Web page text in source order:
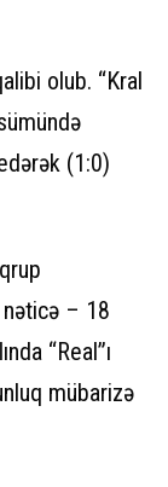
olub. “Kral
(1:0)
– 18
“Real”ı
mübarizə